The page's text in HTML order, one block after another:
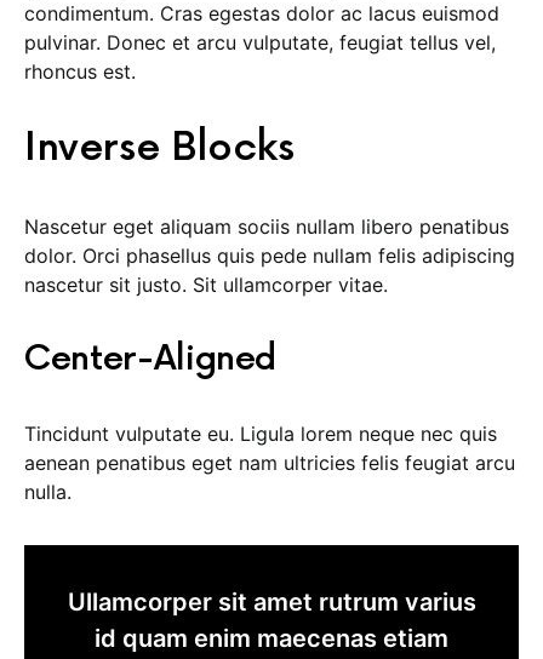
condimentum. Cras egestas dolor ac lacus euismod
pulvinar. Donec et arcu vulputate, feugiat tellus vel,
rhoncus est.
Inverse Blocks
Nascetur eget aliquam sociis nullam libero penatibus
dolor. Orci phasellus quis pede nullam felis adipiscing
nascetur sit justo. Sit ullamcorper vitae.
Center-Aligned
Tincidunt vulputate eu. Ligula lorem neque nec quis
aenean penatibus eget nam ultricies felis feugiat arcu
nulla.
Ullamcorper sit amet rutrum varius
id quam enim maecenas etiam